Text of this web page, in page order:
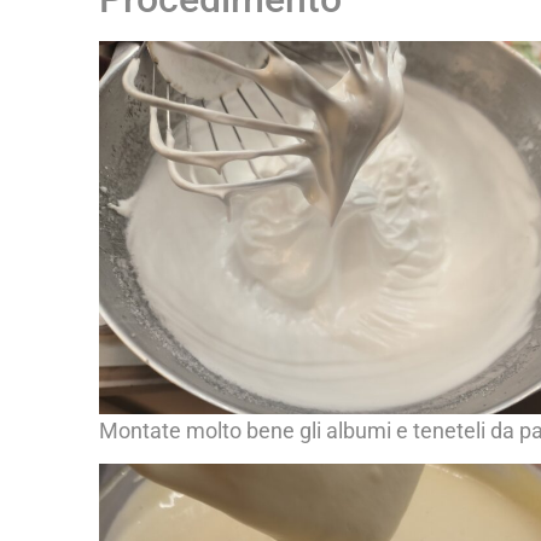
Montate molto bene gli albumi e teneteli da